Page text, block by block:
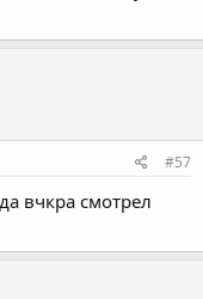
#57
вчкра смотрел